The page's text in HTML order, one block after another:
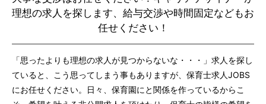
理想の求人を探します、給与交渉や時間固定などもお
任せください！
「思ったよりも理想の求人が見つからないな・・・」求人を探し
ていると、こう思ってしまう事もありますが、保育士求人JOBS
にお任せください。日々、保育園にと関係を作っているからこ